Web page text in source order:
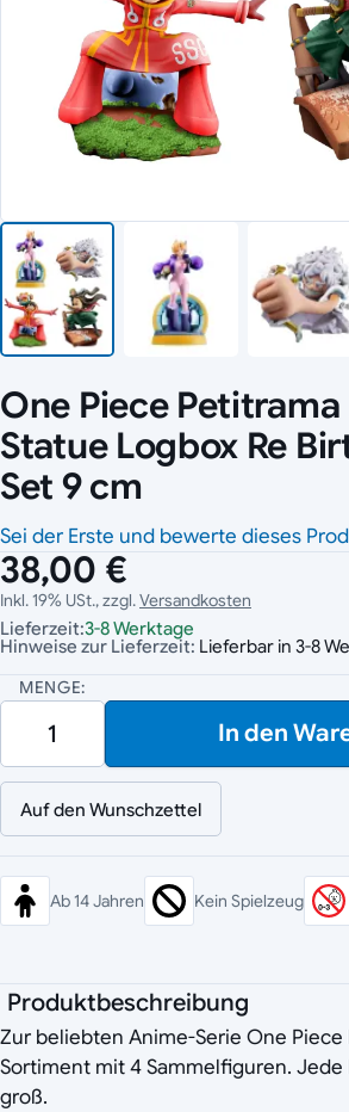
One Piece Petitrama
Statue Logbox Re
Set 9 cm
Sei der Erste und bewerte dieses
38,00 €
Inkl. 19% USt., zzgl.Versandkosten
Lieferzeit:3-8 Werktage
Hinweise zur Lieferzeit: Lieferbar in 3-8
MENGE:
In den
Auf den Wunschzettel
Ab 14 Jahren Kein Spielzeug
Produktbeschreibung
Zur beliebten Anime-Serie One
Sortiment mit 4 Sammelfiguren. Jede
groß.